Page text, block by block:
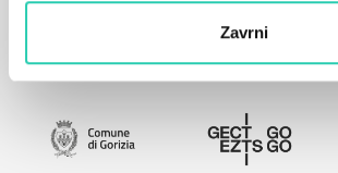
Zavrni